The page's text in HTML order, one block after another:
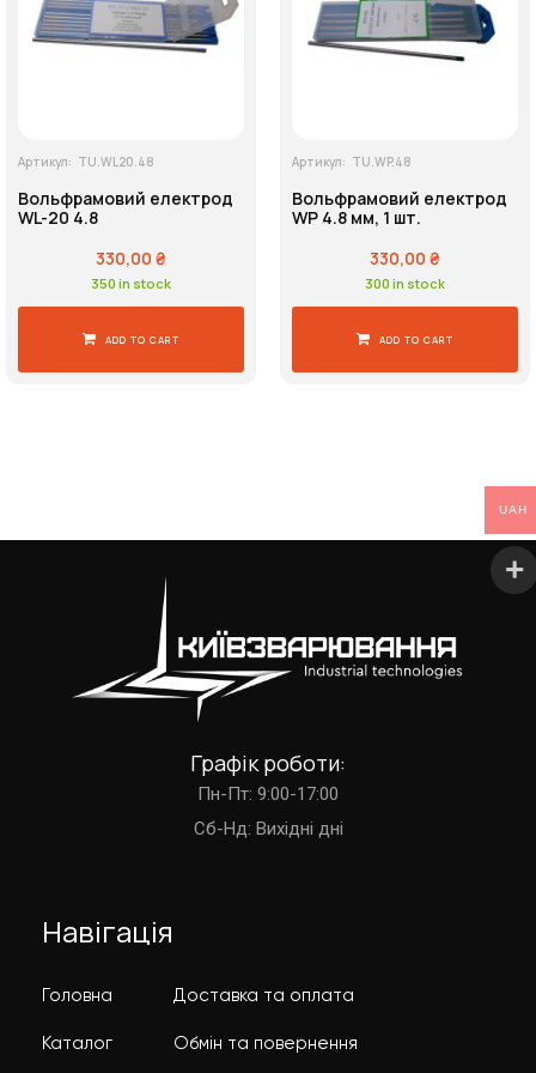
Артикул: TU.WL20.48
Вольфрамовий електрод
WL-20 4.8
330,00 ₴
350 in stock
ADD TO CART
Артикул: TU.WP.48
Вольфрамовий електрод
WP 4.8 мм, 1 шт.
330,00 ₴
300 in stock
ADD TO CART
Графік роботи:
Пн-Пт: 9:00-17:00
Cб-Нд: Вихідні дні
Навігація
Головна
Каталог
Доставка та оплата
Обмін та повернення
Напруга живлення
UAH